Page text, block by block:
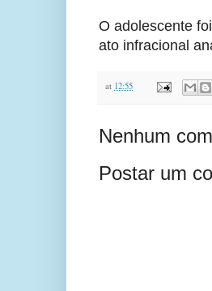
O adolescente
ato infracional
at 12:55
Nenhum
Postar um